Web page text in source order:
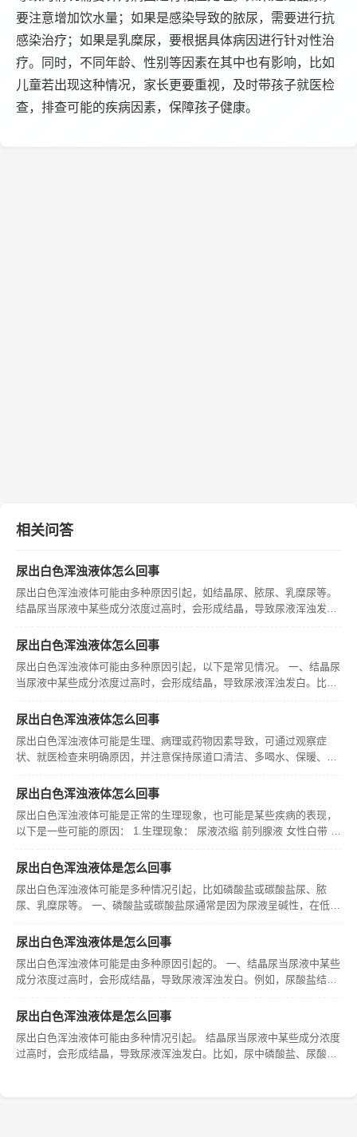
要注意增加饮水量；如果是感染导致的脓尿，需要进行抗
感染治疗；如果是乳糜尿，要根据具体病因进行针对性治
疗。同时，不同年龄、性别等因素在其中也有影响，比如
儿童若出现这种情况，家长更要重视，及时带孩子就医检
查，排查可能的疾病因素，保障孩子健康。
相关问答
尿出白色浑浊液体怎么回事
尿出白色浑浊液体可能由多种原因引起，如结晶尿、脓尿、乳糜尿等。
结晶尿当尿液中某些成分浓度过高时，会形成结晶，导致尿液浑浊发
尿液中矿物质等成分易析出结晶，使尿液变浑浊。一般增加饮水量，尿
尿出白色浑浊液体怎么回事
尿出白色浑浊液体可能由多种原因引起，以下是常见情况。 一、结晶尿
当尿液中某些成分浓度过高时，会形成结晶，导致尿液浑浊发白。比如
通常增加饮水后可改善，因为充足的水分能稀释尿液中溶质浓度，减少
尿出白色浑浊液体怎么回事
尿出白色浑浊液体可能是生理、病理或药物因素导致，可通过观察症
状、就医检查来明确原因，并注意保持尿道口清洁、多喝水、保暖、避
尿出白色浑浊液体怎么回事
尿出白色浑浊液体可能是正常的生理现象，也可能是某些疾病的表现，
以下是一些可能的原因： 1.生理现象： 尿液浓缩 前列腺液 女性白带 2.
特殊人群，如儿童、老年人、孕妇等，尿出白色浑浊液体
尿出白色浑浊液体是怎么回事
尿出白色浑浊液体可能是多种情况引起，比如磷酸盐或碳酸盐尿、脓
尿、乳糜尿等。 一、磷酸盐或碳酸盐尿通常是因为尿液呈碱性，在低温
种情况一般没有明显不适症状，当温度升高或尿液酸化后，浑浊现象可
尿出白色浑浊液体是怎么回事
尿出白色浑浊液体可能是由多种原因引起的。 一、结晶尿当尿液中某些
成分浓度过高时，会形成结晶，导致尿液浑浊发白。例如，尿酸盐结晶
这种情况。一般来说，适当增加饮水量，尿液稀释后，结晶情况可能会
尿出白色浑浊液体是怎么回事
尿出白色浑浊液体可能由多种情况引起。 结晶尿当尿液中某些成分浓度
过高时，会形成结晶，导致尿液浑浊发白。比如，尿中磷酸盐、尿酸盐